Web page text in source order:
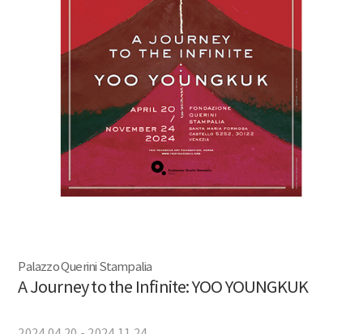
Palazzo Querini Stampalia
A Journey to the Infinite: YOO YOUNGKUK